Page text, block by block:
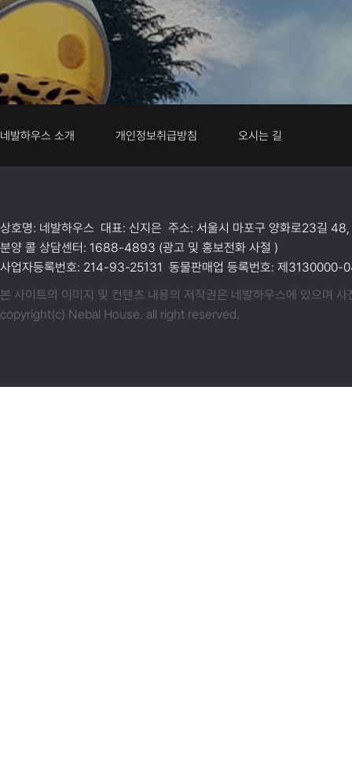
네발하우스 소개 개인정보취급방침 오시는 길
상호명: 네발하우스 대표: 신지은 주소: 서울시 마포구 양화로23길
분양 콜 상담센터: 1688-4893 (광고 및 홍보전화 사절 )
사업자등록번호: 214-93-25131 동물판매업 등록번호: 제
본 사이트의 이미지 및 컨텐츠 내용의 저작권은 네발하우스에 있으며
copyright(c) Nebal House. all right reserved.